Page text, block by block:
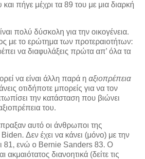
πήγε μέχρι τα 89 του με μια διαρκή
πολύ δύσκολη για την οικογένεια.
με το ερώτημα των προτεραιοτήτων:
να διαφυλάξεις πρώτα απ’ όλα τα
να είναι άλλη παρά η αξιοπρέπεια
οτιδήποτε μπορείς για να τον
την κατάσταση που βιώνει
του.
αυτό οι άνθρωποι της
Δεν έχει να κάνει (μόνο) με την
81, ενώ ο Bernie Sanders 83. O
ακμαιότατος διανοητικά (δείτε τις